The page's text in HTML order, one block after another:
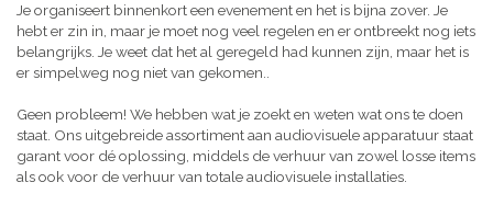
Je organiseert binnenkort een evenement en het is bijna zover. Je
hebt er zin in, maar je moet nog veel regelen en er ontbreekt nog iets
belangrijks. Je weet dat het al geregeld had kunnen zijn, maar het is
er simpelweg nog niet van gekomen..
Geen probleem! We hebben wat je zoekt en weten wat ons te doen
staat. Ons uitgebreide assortiment aan audiovisuele apparatuur staat
garant voor dé oplossing, middels de verhuur van zowel losse items
als ook voor de verhuur van totale audiovisuele installaties.